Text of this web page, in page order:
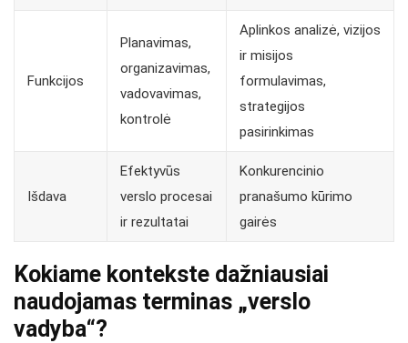
Funkcijos
Planavimas,
organizavimas,
vadovavimas,
kontrolė
Aplinkos analizė, vizijos
ir misijos
formulavimas,
strategijos
pasirinkimas
Išdava
Efektyvūs
verslo procesai
ir rezultatai
Konkurencinio
pranašumo kūrimo
gairės
Kokiame kontekste dažniausiai
naudojamas terminas „verslo
vadyba“?